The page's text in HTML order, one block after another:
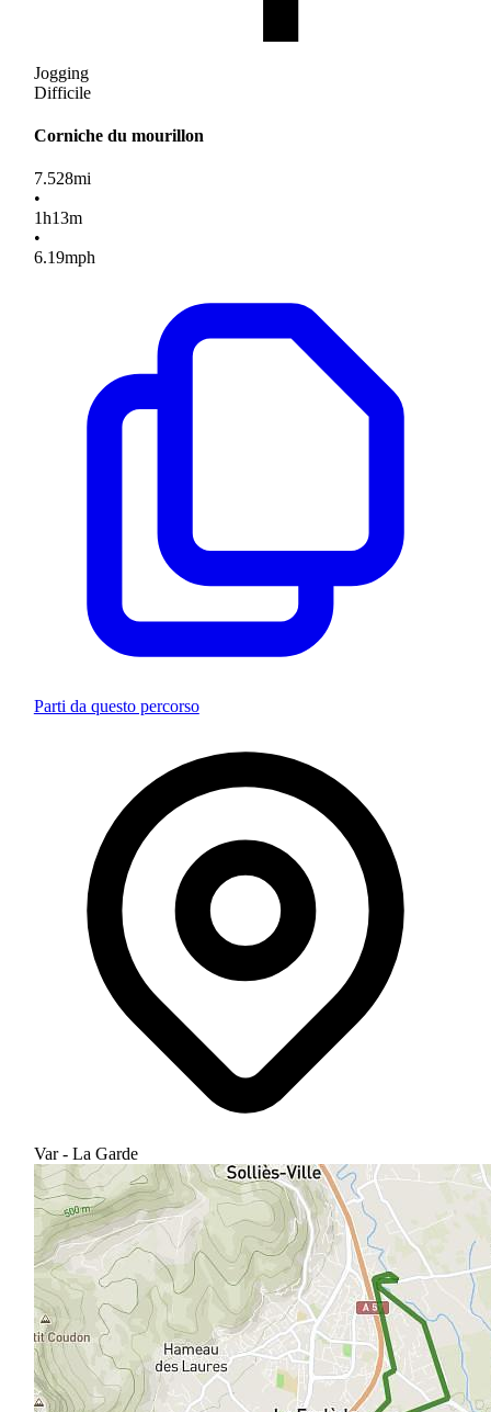
Jogging
Difficile
Corniche du mourillon
7.528mi
•
1h13m
•
6.19mph
Parti da questo percorso
Var - La Garde